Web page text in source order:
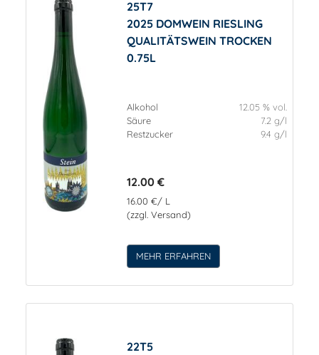
25T7
2025 DOMWEIN RIESLING
QUALITÄTSWEIN TROCKEN
0.75L
Alkohol
12.05 % vol.
Säure
7.2 g/l
Restzucker
9.4 g/l
12.00 €
16.00 €/ L
(zzgl. Versand)
MEHR ERFAHREN
22T5